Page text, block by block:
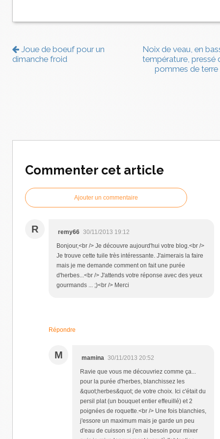
Joue de boeuf pour un
dimanche froid
Noix de veau, en
température, pressé
pommes de terre
Commenter cet article
Ajouter un commentaire
R remy66 30/11/2013 19:12
Bonjour,<br /> Je découvre aujourd'hui votre blog.<br />
Je trouve cette tuile très intéressante. J'aimerais la faire
mais je me demande comment on fait une purée
d'herbes...<br /> J'attends votre réponse avec des yeux
gourmands ... ;)<br /> Merci
Répondre
M mamina 30/11/2013 20:52
Ravie que vous me découvriez comme ça...
pour la purée d'herbes, blanchissez les
&quot;herbes&quot; de votre choix. Ici c'était du
persil plat (un bouquet entier effeuillé) et 2
poignées de roquette.<br /> Une fois blanchies,
j'essore un maximum mais je garde un peu
d'eau de cuisson si j'en ai besoin pour mixer